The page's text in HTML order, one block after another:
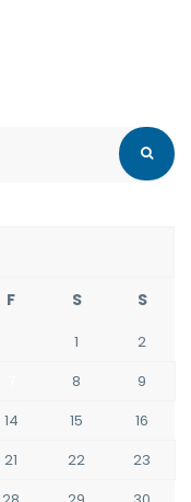
F S S
1
2
8
9
14 15
16
21 22
23